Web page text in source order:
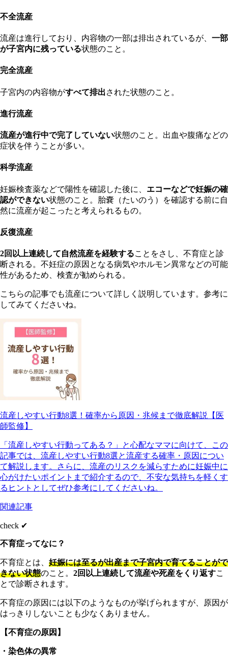
不全流産
流産は進行しており、内容物の一部は排出されているが、 一部
が子宮内に残っている状態のこと。
完全流産
子宮内の内容物がすべて排出された状態のこと。
進行流産
流産が進行中で完了していない状態のこと。出血や腹痛などの
症状を伴うことが多い。
科学流産
妊娠検査薬などで陽性を確認した後に、 エコーなどで妊娠の確
認ができない状態のこと。胎嚢（たいのう）を確認する前に自
然に流産が起こったと考えられるもの。
反復流産
2回以上連続して自然流産を経験することをさし、不育症と診
断される。不妊症の原因となる病気やホルモン異常などの可能
性があるため、検査が勧められる。
こちらの記事でも流産について詳しく説明しています。参考に
してみてくださいね。
流産しやすい行動8選！確率から原因・兆候まで徹底解説【医
師監修】
「流産しやすい行動ってある？」と心配なママに向けて、この
記事では、流産しやすい行動8選と流産する確率・原因につい
て解説します。さらに、流産のリスクを減らすために妊娠中に
心がけたいポイントまで紹介するので、不安な気持ちを軽くす
るヒントとしてぜひ参考にしてくださいね。
関連記事
check ✔︎
不育症ってなに？
不育症とは、 妊娠には至るが出産まで子宮内で育てることがで
きない状態のこと。 2回以上連続して流産や死産をくり返すこ
とで診断されます。
不育症の原因には以下のようなものが挙げられますが、原因が
はっきりしないことも少なくありません。
【不育症の原因】
・染色体の異常